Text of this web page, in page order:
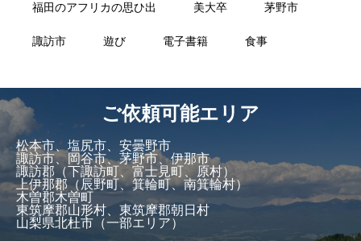
福田のアフリカの思ひ出 美大卒 茅野市
諏訪市 遊び 電子書籍 食事
ご依頼可能エリア
松本市、塩尻市、安曇野市
諏訪市、岡谷市、茅野市、伊那市
諏訪郡（下諏訪町、富士見町、原村）
上伊那郡（辰野町、箕輪町、南箕輪村）
木曽郡木曽町
東筑摩郡山形村、東筑摩郡朝日村
山梨県北杜市（一部エリア）